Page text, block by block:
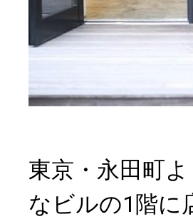
東京・永田町
なビルの1階に